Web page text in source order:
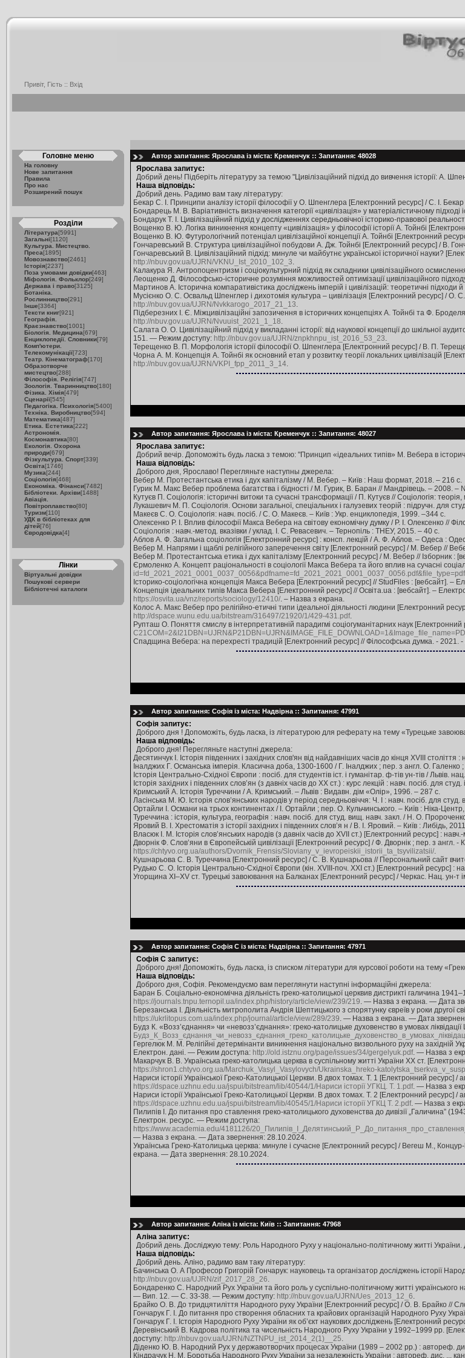
Привіт, Гість :: Вхід
Головне меню
На головну
Нове запитання
Правила
Про нас
Розширений пошук
Розділи
Література[5991]
Загальні[1120]
Культура. Мистецтво.
Преса[1895]
Мовознавство[2461]
Історія[2237]
Поза умовами довідки[463]
Міфологія. Фольклор[249]
Держава і право[3125]
Ботаніка.
Рослинництво[291]
Інше[3364]
Тексти книг[921]
Географія.
Краєзнавство[1001]
Біологія. Медицина[679]
Енциклопедії. Словники[79]
Комп'ютери.
Телекомунікації[723]
Театр. Кінематограф[170]
Образотворче
мистецтво[288]
Філософія. Релігія[747]
Зоологія. Тваринництво[180]
Фізика. Хімія[479]
Сценарії[545]
Педагогіка. Психологія[5400]
Техніка. Виробництво[594]
Математика[487]
Етика. Естетика[222]
Астрономія.
Космонавтика[80]
Екологія. Охорона
природи[679]
Фізкультура. Спорт[339]
Освіта[1746]
Музика[244]
Соціологія[468]
Економіка. Фінанси[7482]
Бібліотеки. Архіви[1488]
Авіація.
Повітроплавство[80]
Туризм[110]
УДК в бібліотеках для
дітей[76]
Євродовідка[4]
Лінки
Віртуальні довідки
Пошукові сервери
Бібліотечні каталоги
Автор запитання: Ярослава із міста: Кременчук :: Запитання: 48028
Ярослава запитує:
Добрий день! Підберіть літературу за темою "Цивілізаційний підхід до вивчення історії: А.
Наша відповідь:
Добрий день. Радимо вам таку літературу:
Бекар С. І. Принципи аналізу історії філософії у О. Шпенглера [Електронний ресурс] / С. І.
Бондарець М. В. Варіативність визначення категорії «цивілізація» у матеріалістичному
Бондарук Т. І. Цивілізаційний підхід у дослідженнях середньовічної історико-правової
Вощенко В. Ю. Логіка виникнення концепту «цивілізація» у філософії історії А. Тойнбі
Вощенко В. Ю. Футурологічний потенціал цивілізаційної концепції А. Тойнбі [Електронний
Гончаревський В. Структура цивілізаційної побудови А. Дж. Тойнбі [Електронний ресурс] / В.
Гончаревський В. Цивілізаційний підхід: минуле чи майбутнє української історичної науки?
http://nbuv.gov.ua/UJRN/VKNU_Ist_2010_102_3.
Калакура Я. Антропоцентризм і соціокультурний підхід як складники цивілізаційного
Леощенко Д. Філософсько-історичне розуміння можливостей оптимізації цивілізаційного
Мартинов А. Історична компаративістика досліджень імперій і цивілізацій: теоретичні
Мусієнко О. С. Освальд Шпенглер і дихотомія культура – цивілізація [Електронний ресурс] /
http://nbuv.gov.ua/UJRN/Nvkkarogo_2017_21_13.
Підберезних І. Є. Міжцивілізаційні запозичення в історичних концепціях А. Тойнбі та Ф.
http://nbuv.gov.ua/UJRN/Nvuuist_2021_1_18.
Салата О. О. Цивілізаційний підхід у викладанні історії: від наукової концепції до шкільної
151. — Режим доступу: http://nbuv.gov.ua/UJRN/znpkhnpu_ist_2016_53_23.
Терещенко В. П. Морфологія історії філософії О. Шпенглера [Електронний ресурс] / В. П.
Чорна А. М. Концепція А. Тойнбі як основний етап у розвитку теорії локальних цивілізацій
http://nbuv.gov.ua/UJRN/VKPI_fpp_2011_3_14.
Автор запитання: Ярослава із міста: Кременчук :: Запитання: 48027
Ярослава запитує:
Добрий вечір. Допоможіть будь ласка з темою: "Принцип «ідеальних типів» М. Вебера в
Наша відповідь:
Доброго дня, Ярославо! Перегляньте наступны джерела:
Вебер М. Протестантська етика і дух капіталізму / М. Вебер. – Київ : Наш формат, 2018. – 216 с.
Гурик М. Макс Вебер проблема багатства і бідності / М. Гурик, В. Баран // Мандрівець. – 2008.
Кутуєв П. Соціологія: історичні витоки та сучасні трансформації / П. Кутуєв // Соціологія:
Лукашевич М. П. Соціологія. Основи загальної, спеціальних і галузевих теорій : підручн.
Макеєв С. О. Соціологія: навч. посіб. / С. О. Макеєв. – Київ : Укр. енциклопедія, 1999. –344 с.
Олексенко Р. І. Вплив філософії Макса Вебера на світову економічну думку / Р. І. Олексенко //
Соціологія : навч.-метод. вказівки / уклад. І. С. Ревасевич. – Тернопіль : ТНЕУ, 2015. – 40 с.
Аблов А. Ф. Загальна соціологія [Електронний ресурс] : консп. лекцій / А. Ф. Аблов. – Одеса :
Вебер М. Напрями і щаблі релігійного заперечення світу [Електронний ресурс] / М. Вебер //
Вебер М. Протестантська етика і дух капіталізму [Електронний ресурс] / М. Вебер // Ізборник :
Єрмоленко А. Концепт раціональності в соціології Макса Вебера та його вплив на сучасні
id=fd_2021_2021_0001_0037_0056&pdfname=fd_2021_2021_0001_0037_0056.pdf&file_type=pdf
Історико-соціологічна концепція Макса Вебера [Електронний ресурс] // StudFiles : [вебсайт]. –
Концепція ідеальних типів Макса Вебера [Електронний ресурс] // Освіта.ua : [вебсайт]. –
https://osvita.ua/vnz/reports/sociology/12410/. – Назва з екрана.
Колос А. Макс Вебер про релігійно-етичні типи ідеальної діяльності людини [Електронний
http://dspace.wunu.edu.ua/bitstream/316497/21920/1/429-431.pdf.
Рупташ О. Поняття смислу в інтерпретативній парадигмі соціогуманітарних наук
Спадщина Вебера: на перехресті традицій [Електронний ресурс] // Філософська думка. -
Автор запитання: Софія із міста: Надвірна :: Запитання: 47991
Софія запитує:
Доброго дня ! Допоможіть, будь ласка, із літературою для реферату на тему «Турецьке
Наша відповідь:
Доброго дня! Перегляньте наступні джерела:
Десятинчук І. Історія південних і західних слов'ян від найдавніших часів до кінця ХVIII
Іналджих Г. Османська імперія. Класична доба, 1300-1600 / Г. Іналджих ; пер. з англ. О.
Історія Центрально-Східної Європи : посіб. для студентів іст. і гуманітар. ф-тів ун-тів /
Історія західних і південних слов’ян (з давніх часів до ХХ ст.) : курс лекцій : навч. посіб.
Кримський А. Історія Туреччини / А. Кримський. – Львів : Видавн. дім «Олір», 1996. – 287 с.
Ласінська М. Ю. Історія слов’янських народів у період середньовіччя: Ч. І : навч. посіб. для
Ортайли І. Османи на трьох континентах / І. Ортайли ; пер. О. Кульчинського. – Київ : Ніка-
Туреччина : історія, культура, географія : навч. посіб. для студ. вищ. навч. закл. / Н. О.
Яровий В. І. Хрестоматія з історії західних і південних слов’я н / В. І. Яровий. – Київ : Либідь,
Власюк І. М. Історія слов’янських народів (з давніх часів до XVII cт.) [Електронний ресурс] :
Дворнік Ф. Слов’яни в Європейській цивілізації [Електронний ресурс] / Ф. Дворнік ; пер. з англ. -
https://chtyvo.org.ua/authors/Dvornik_Frensis/Sloviany_v_ievropeiskii_istorii_ta_tsyvilizatsii/.
Кушнарьова С. В. Туреччина [Електронний ресурс] / С. В. Кушнарьова // Персональний сайт
Рудько С. О. Історія Центрально-Східної Європи (кін. XVIII-поч. XXI ст.) [Електронний ресурс] :
Угорщина XI–XV ст. Турецькі завоювання на Балканах [Електронний ресурс] / Черкас. Нац. ун-
Автор запитання: Софія С із міста: Надвірна :: Запитання: 47971
Софія С запитує:
Доброго дня! Допоможіть, будь ласка, із списком літератури для курсової роботи на тему
Наша відповідь:
Доброго дня, Софія. Рекомендуємо вам переглянути наступні інформаційні джерела:
Баран Б. Соціально-економічна діяльність греко-католицької церквив дистрикті галичина
https://journals.tnpu.ternopil.ua/index.php/history/article/view/239/219. — Назва з екрана. — Дата
Березанська І. Діяльність митрополита Андрія Шептицького з спорятунку євреїв у роки
https://ukrlitopus.com.ua/index.php/journal/article/view/289/239. — Назва з екрана. — Дата
Будз К. «Возз’єднання» чи «невозз’єднання»: греко-католицьке духовенство в умовах
Гергелюк М. М. Релігійні детермінанти виникнення національно визвольного руху на
Електрон. дані. — Режим доступа: http://old.istznu.org/page/issues/34/gergelyuk.pdf. — Назва з
Макарчук В. В. Українська греко-католицька церква в суспільному житті України ХХ ст.
https://shron1.chtyvo.org.ua/Marchuk_Vasyl_Vasylovych/Ukrainska_hreko-
Нариси історії Української Греко-Католицької Церкви. В двох томах. Т. 1 [Електронний
https://dspace.uzhnu.edu.ua/jspui/bitstream/lib/40544/1/Нариси історії УГКЦ. Т. 1.pdf. — Назва з
Нариси історії Української Греко-Католицької Церкви. В двох томах. Т. 2 [Електронний
https://dspace.uzhnu.edu.ua/jspui/bitstream/lib/40545/1/Нариси історії УГКЦ Т. 2.pdf. — Назва з
Пилипів І. До питання про ставлення греко-католицького духовенства до дивізії „Галичина”
Електрон. ресурс. — Режим доступа:
https://www.academia.edu/4181126/
— Назва з екрана. — Дата звернення: 28.10.2024.
Українська Греко-Католицька церква: минуле і сучасне [Електронний ресурс] / Вегеш М.,
екрана. — Дата звернення: 28.10.2024.
Автор запитання: Аліна із міста: Київ :: Запитання: 47968
Аліна запитує:
Добрий день. Досліджую тему: Роль Народного Руху у національно-політичному житті України.
Наша відповідь:
Добрий день. Аліно, радимо вам таку літературу:
Бачинська О. А Професор Григорій Гончарук: науковець та організатор досліджень історії
http://nbuv.gov.ua/UJRN/zif_2017_28_26.
Бондаренко С. Народний Рух України та його роль у суспільно-політичному житті
— Вип. 12. — С. 33-38. — Режим доступу: http://nbuv.gov.ua/UJRN/Ues_2013_12_6.
Брайко О. В. До тридцятиліття Народного руху України [Електронний ресурс] / О. В. Брайко
Гончарук Г. І. До питання про створення обласних та крайових організацій Народного Руху
Гончарук Г. І. Історія Народного Руху України як об’єкт наукових досліджень [Електронний
Деревінський В. Кадрова політика та чисельність Народного Руху України у 1992–1999 рр.
доступу: http://nbuv.gov.ua/UJRN/NZTNPU_ist_2014_2(1)__25.
Діденко Ю. В. Народний Рух у державотворчих процесах України (1989 – 2002 рр.) : автореф.
Кіндрачук Н. М. Боротьба Народного Руху України за незалежність України : автореф. дис. ...